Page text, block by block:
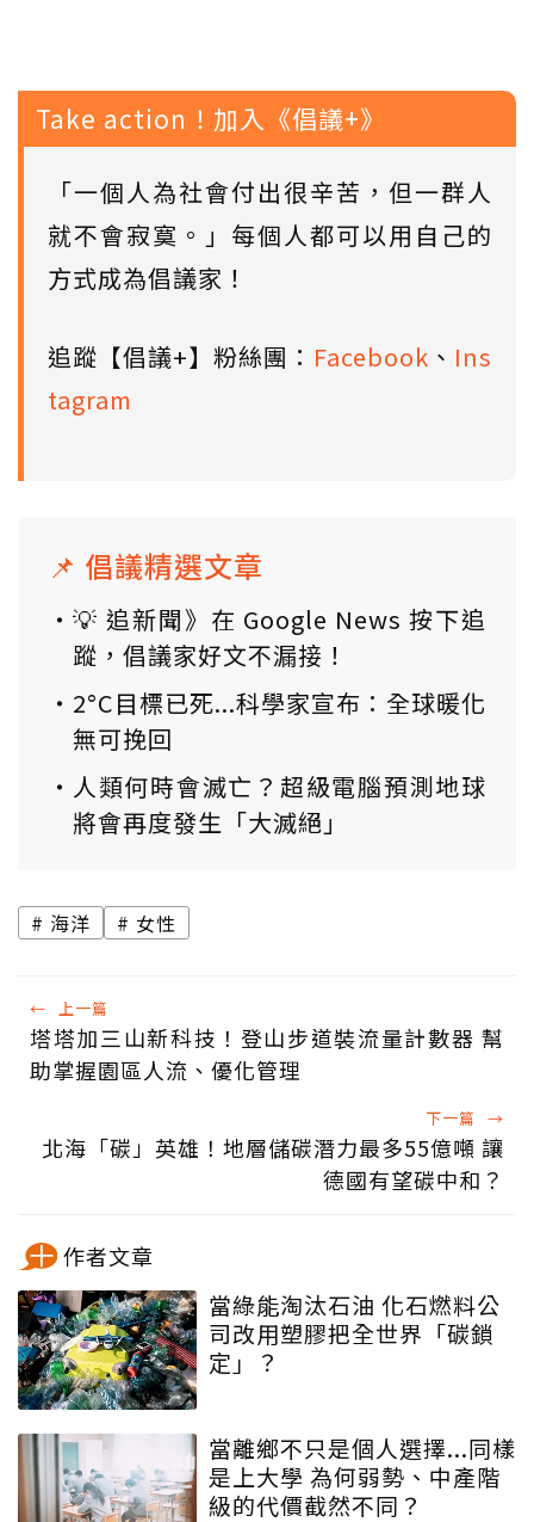
Take action！加入《倡議+》
「一個人為社會付出很辛苦，但一群人
就不會寂寞。」每個人都可以用自己的
方式成為倡議家！
追蹤【倡議+】粉絲團： Facebook 、 Ins
tagram
📌 倡議精選文章
💡 追新聞》在 Google News 按下追
蹤，倡議家好文不漏接！
2°C目標已死...科學家宣布：全球暖化
無可挽回
人類何時會滅亡？超級電腦預測地球
將會再度發生「大滅絕」
海洋 女性
← 上一篇
塔塔加三山新科技！登山步道裝流量計數器 幫
助掌握園區人流、優化管理
下一篇 →
北海「碳」英雄！地層儲碳潛力最多55億噸 讓
德國有望碳中和？
作者文章
當綠能淘汰石油 化石燃料公
司改用塑膠把全世界「碳鎖
定」？
當離鄉不只是個人選擇...同樣
是上大學 為何弱勢、中產階
級的代價截然不同？